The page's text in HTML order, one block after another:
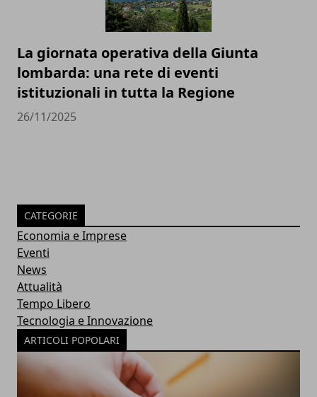
La giornata operativa della Giunta
lombarda: una rete di eventi
istituzionali in tutta la Regione
26/11/2025
CATEGORIE
Economia e Imprese
Eventi
News
Attualità
Tempo Libero
Tecnologia e Innovazione
ARTICOLI POPOLARI